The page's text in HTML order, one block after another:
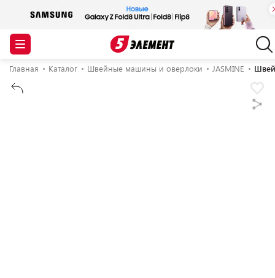
Главная Каталог Швейные машины и оверлоки JASMINE